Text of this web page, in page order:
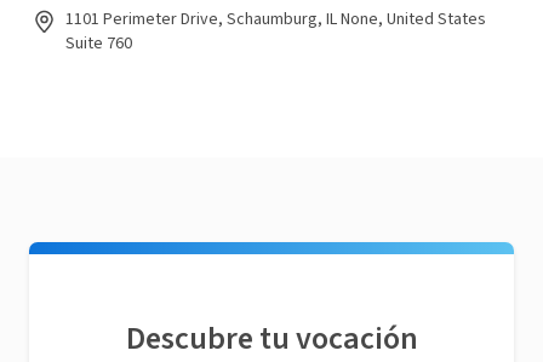
1101 Perimeter Drive, Schaumburg, IL None, United States
Suite 760
Descubre tu vocación